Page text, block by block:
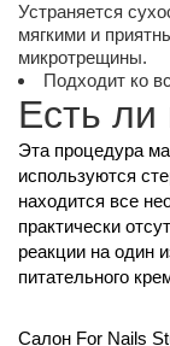
Устраняется
мягкими и
микротрещины.
Подходит ко
Есть ли
Эта процедура
используются
находится все
практически
реакции на один
питательного
Салон For Nails